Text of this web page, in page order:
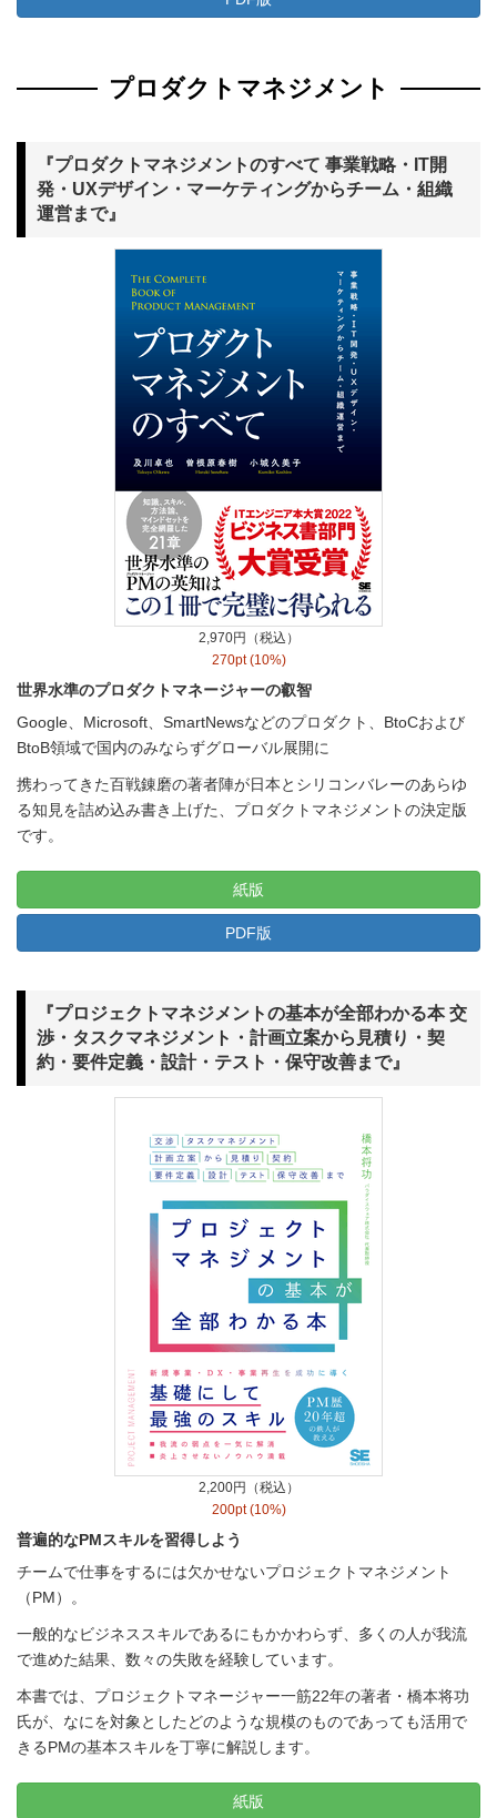
プロダクトマネジメント
『プロダクトマネジメントのすべて 事業戦略・IT開
発・UXデザイン・マーケティングからチーム・組織
運営まで』
2,970円（税込）
270pt (10%)
世界水準のプロダクトマネージャーの叡智
Google、Microsoft、SmartNewsなどのプロダクト、BtoCおよび
BtoB領域で国内のみならずグローバル展開に
携わってきた百戦錬磨の著者陣が日本とシリコンバレーのあらゆ
る知見を詰め込み書き上げた、プロダクトマネジメントの決定版
です。
紙版
PDF版
『プロジェクトマネジメントの基本が全部わかる本 交
渉・タスクマネジメント・計画立案から見積り・契
約・要件定義・設計・テスト・保守改善まで』
2,200円（税込）
200pt (10%)
普遍的なPMスキルを習得しよう
チームで仕事をするには欠かせないプロジェクトマネジメント
（PM）。
一般的なビジネススキルであるにもかかわらず、多くの人が我流
で進めた結果、数々の失敗を経験しています。
本書では、プロジェクトマネージャー一筋22年の著者・橋本将功
氏が、なにを対象としたどのような規模のものであっても活用で
きるPMの基本スキルを丁寧に解説します。
紙版